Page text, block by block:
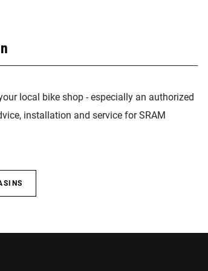
local bike shop - especially an authorized
installation and service for SRAM